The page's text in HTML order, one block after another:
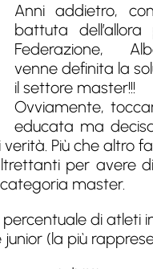
Anni addietro,
battuta
Federazione,
venne definita la
il settore master!!!
Ovviamente,
educata ma
Più che altro
per avere
master.
di atleti
(la più